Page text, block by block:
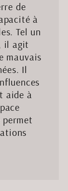
de
à
Tel un
il agit
mauvais
Il
aide à